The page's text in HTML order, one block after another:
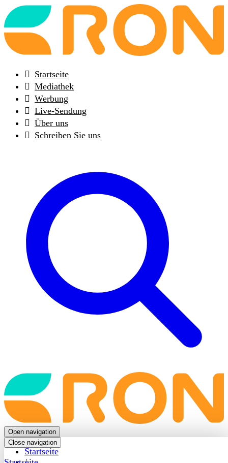
Back
to
frontpage
Startseite
Mediathek
Werbung
Live-Sendung
Über uns
Schreiben Sie uns
Back
to
frontpage
Open navigation
Close navigation
Startseite